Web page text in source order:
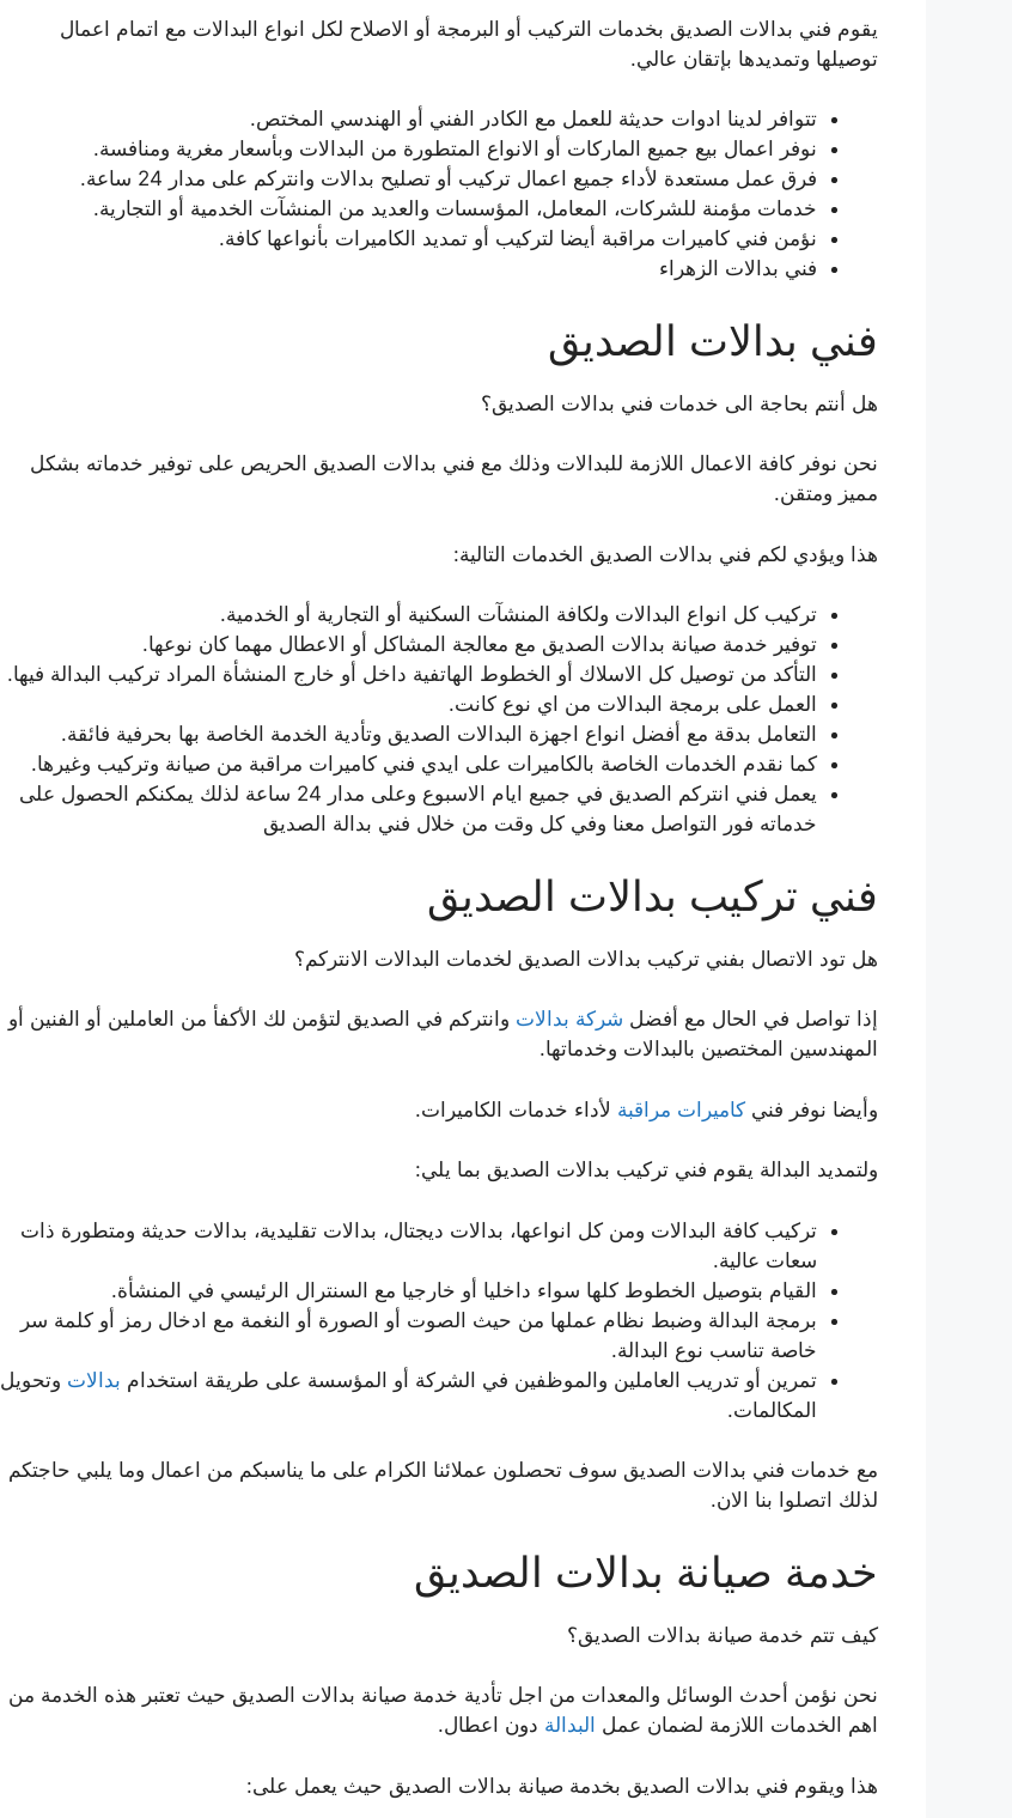
يقوم فني بدالات الصديق بخدمات التركيب أو البرمجة أو الاصلاح لكل انواع البدالات مع اتمام اعمال
توصيلها وتمديدها بإتقان عالي.
تتوافر لدينا ادوات حديثة للعمل مع الكادر الفني أو الهندسي المختص.
نوفر اعمال بيع جميع الماركات أو الانواع المتطورة من البدالات وبأسعار مغرية ومنافسة.
فرق عمل مستعدة لأداء جميع اعمال تركيب أو تصليح بدالات وانتركم على مدار 24 ساعة.
خدمات مؤمنة للشركات، المعامل، المؤسسات والعديد من المنشآت الخدمية أو التجارية.
نؤمن فني كاميرات مراقبة أيضا لتركيب أو تمديد الكاميرات بأنواعها كافة.
فني بدالات الزهراء
فني بدالات الصديق
هل أنتم بحاجة الى خدمات فني بدالات الصديق؟
نحن نوفر كافة الاعمال اللازمة للبدالات وذلك مع فني بدالات الصديق الحريص على توفير خدماته بشكل
مميز ومتقن.
هذا ويؤدي لكم فني بدالات الصديق الخدمات التالية:
تركيب كل انواع البدالات ولكافة المنشآت السكنية أو التجارية أو الخدمية.
توفير خدمة صيانة بدالات الصديق مع معالجة المشاكل أو الاعطال مهما كان نوعها.
التأكد من توصيل كل الاسلاك أو الخطوط الهاتفية داخل أو خارج المنشأة المراد تركيب البدالة فيها.
العمل على برمجة البدالات من اي نوع كانت.
التعامل بدقة مع أفضل انواع اجهزة البدالات الصديق وتأدية الخدمة الخاصة بها بحرفية فائقة.
كما نقدم الخدمات الخاصة بالكاميرات على ايدي فني كاميرات مراقبة من صيانة وتركيب وغيرها.
يعمل فني انتركم الصديق في جميع ايام الاسبوع وعلى مدار 24 ساعة لذلك يمكنكم الحصول على
خدماته فور التواصل معنا وفي كل وقت من خلال فني بدالة الصديق
فني تركيب بدالات الصديق
هل تود الاتصال بفني تركيب بدالات الصديق لخدمات البدالات الانتركم؟
إذا تواصل في الحال مع أفضل شركة بدالات وانتركم في الصديق لتؤمن لك الأكفأ من العاملين أو الفنين أو
المهندسين المختصين بالبدالات وخدماتها.
وأيضا نوفر فني كاميرات مراقبة لأداء خدمات الكاميرات.
ولتمديد البدالة يقوم فني تركيب بدالات الصديق بما يلي:
تركيب كافة البدالات ومن كل انواعها، بدالات ديجتال، بدالات تقليدية، بدالات حديثة ومتطورة ذات
سعات عالية.
القيام بتوصيل الخطوط كلها سواء داخليا أو خارجيا مع السنترال الرئيسي في المنشأة.
برمجة البدالة وضبط نظام عملها من حيث الصوت أو الصورة أو النغمة مع ادخال رمز أو كلمة سر
خاصة تناسب نوع البدالة.
تمرين أو تدريب العاملين والموظفين في الشركة أو المؤسسة على طريقة استخدام بدالات وتحويل
المكالمات.
مع خدمات فني بدالات الصديق سوف تحصلون عملائنا الكرام على ما يناسبكم من اعمال وما يلبي حاجتكم
لذلك اتصلوا بنا الان.
خدمة صيانة بدالات الصديق
كيف تتم خدمة صيانة بدالات الصديق؟
نحن نؤمن أحدث الوسائل والمعدات من اجل تأدية خدمة صيانة بدالات الصديق حيث تعتبر هذه الخدمة من
اهم الخدمات اللازمة لضمان عمل البدالة دون اعطال.
هذا ويقوم فني بدالات الصديق بخدمة صيانة بدالات الصديق حيث يعمل على: